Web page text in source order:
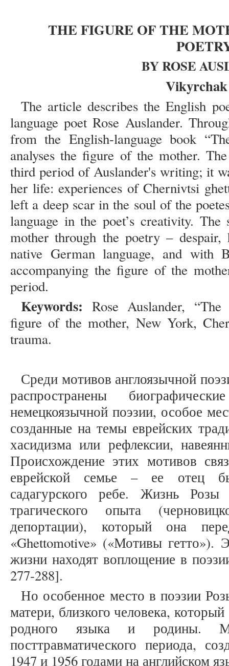
THE FIGURE OF THE
BY ROSE
The article describes the English
language poet Rose Auslander.
from the English-language book
analyses the figure of the mother.
third period of Auslander's writing; it
her life: experiences of Chernivtsi
left a deep scar in the soul of the
language in the poet’s creativity.
mother through the poetry –
native German language, and with
accompanying the figure of the
period.
Keywords: Rose Auslander,
figure of the mother, New York,
trauma.
Среди мотивов англоязычной
распространены
немецкоязычной поэзии, особое
созданные на темы еврейских
хасидизма или рефлексии,
Происхождение этих мотивов
еврейской семье – ее отец
садагурского ребе. Жизнь
трагического опыта
депортации), который она
«Ghettomotive» («Мотивы гетто»).
жизни находят воплощение в
277-288].
Но особенное место в поэзии
матери, близкого человека,
родного языка и родины.
посттравматического периода,
1947 и 1956 годами на английском